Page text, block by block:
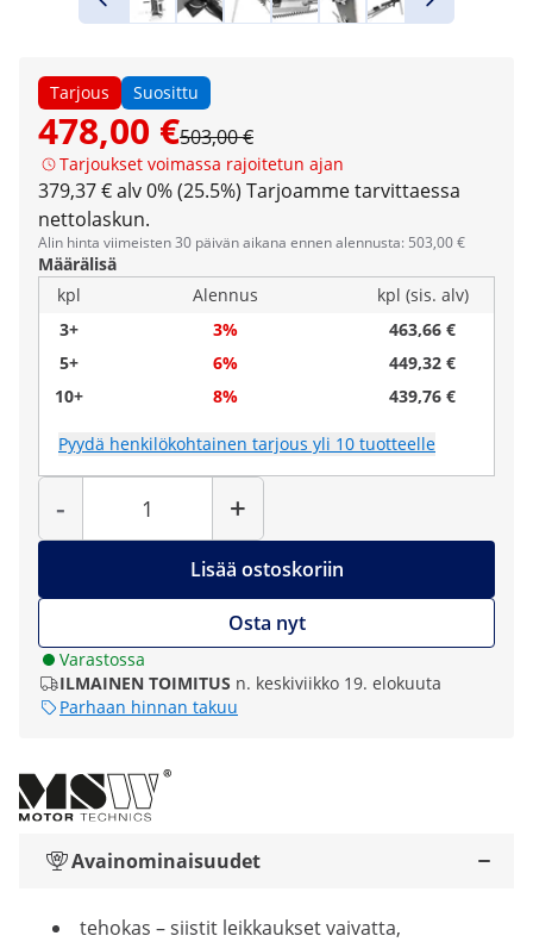
Tarjous Suosittu
478,00 €503,00 €
Tarjoukset voimassa rajoitetun ajan
379,37 € alv 0% (25.5%) Tarjoamme tarvittaessa
nettolaskun.
Alin hinta viimeisten 30 päivän aikana ennen alennusta: 503,00 €
Määrälisä
kpl
Alennus
kpl (sis. alv)
3+
3%
463,66 €
5+
6%
449,32 €
10+
8% 439,76 €
Pyydä henkilökohtainen tarjous yli 10 tuotteelle
-
Määrä
+
Lisää ostoskoriin
Osta nyt
Varastossa
ILMAINEN TOIMITUS n. keskiviikko 19. elokuuta
Parhaan hinnan takuu
Avainominaisuudet
tehokas – siistit leikkaukset vaivatta,